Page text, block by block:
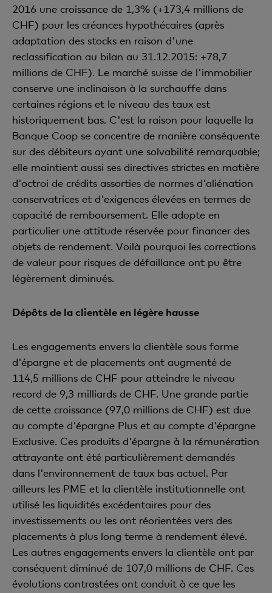
2016 une croissance de 1,3% (+173,4 millions de
CHF) pour les créances hypothécaires (après
adaptation des stocks en raison d'une
reclassification au bilan au 31.12.2015: +78,7
millions de CHF). Le marché suisse de l'immobilier
conserve une inclinaison à la surchauffe dans
certaines régions et le niveau des taux est
historiquement bas. C'est la raison pour laquelle la
Banque Coop se concentre de manière conséquente
sur des débiteurs ayant une solvabilité remarquable;
elle maintient aussi ses directives strictes en matière
d'octroi de crédits assorties de normes d'aliénation
conservatrices et d'exigences élevées en termes de
capacité de remboursement. Elle adopte en
particulier une attitude réservée pour financer des
objets de rendement. Voilà pourquoi les corrections
de valeur pour risques de défaillance ont pu être
légèrement diminués.
Dépôts de la clientèle en légère hausse
Les engagements envers la clientèle sous forme
d'épargne et de placements ont augmenté de
114,5 millions de CHF pour atteindre le niveau
record de 9,3 milliards de CHF. Une grande partie
de cette croissance (97,0 millions de CHF) est due
au compte d'épargne Plus et au compte d'épargne
Exclusive. Ces produits d'épargne à la rémunération
attrayante ont été particulièrement demandés
dans l'environnement de taux bas actuel. Par
ailleurs les PME et la clientèle institutionnelle ont
utilisé les liquidités excédentaires pour des
investissements ou les ont réorientées vers des
placements à plus long terme à rendement élevé.
Les autres engagements envers la clientèle ont par
conséquent diminué de 107,0 millions de CHF. Ces
évolutions contrastées ont conduit à ce que les